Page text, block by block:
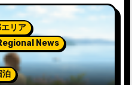
リア
News